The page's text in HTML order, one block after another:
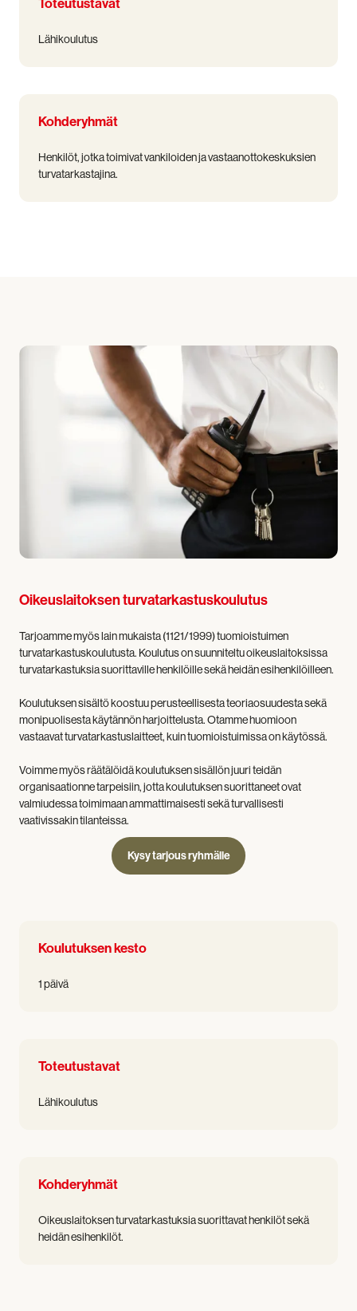
Toteutustavat
Lähikoulutus
Kohderyhmät
Henkilöt, jotka toimivat vankiloiden ja vastaanottokeskuksien
turvatarkastajina.
Oikeuslaitoksen turvatarkastuskoulutus
Tarjoamme myös lain mukaista (1121/1999) tuomioistuimen
turvatarkastuskoulutusta. Koulutus on suunniteltu oikeuslaitoksissa
turvatarkastuksia suorittaville henkilöille sekä heidän esihenkilöilleen.
Koulutuksen sisältö koostuu perusteellisesta teoriaosuudesta sekä
monipuolisesta käytännön harjoittelusta. Otamme huomioon
vastaavat turvatarkastuslaitteet, kuin tuomioistuimissa on käytössä.
Voimme myös räätälöidä koulutuksen sisällön juuri teidän
organisaationne tarpeisiin, jotta koulutuksen suorittaneet ovat
valmiudessa toimimaan ammattimaisesti sekä turvallisesti
vaativissakin tilanteissa.
Kysy tarjous ryhmälle
Koulutuksen kesto
1 päivä
Toteutustavat
Lähikoulutus
Kohderyhmät
Oikeuslaitoksen turvatarkastuksia suorittavat henkilöt sekä
heidän esihenkilöt.